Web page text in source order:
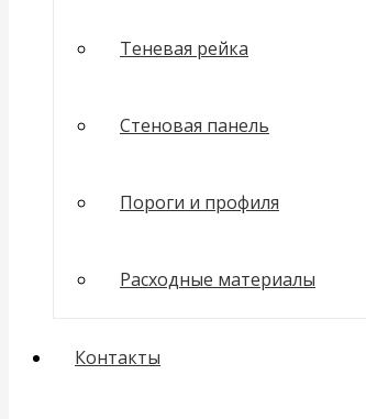
Теневая рейка
Стеновая панель
Пороги и профиля
Расходные материалы
Контакты